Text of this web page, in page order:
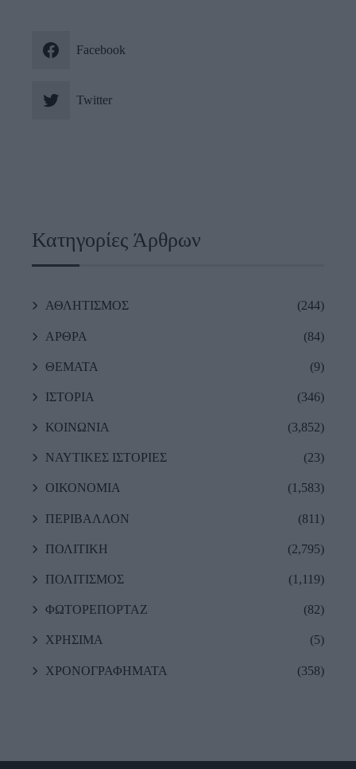
Facebook
Twitter
Κατηγορίες Άρθρων
ΑΘΛΗΤΙΣΜΟΣ (244)
ΑΡΘΡΑ (84)
ΘΕΜΑΤΑ (9)
ΙΣΤΟΡΙΑ (346)
ΚΟΙΝΩΝΙΑ (3,852)
ΝΑΥΤΙΚΕΣ ΙΣΤΟΡΙΕΣ (23)
ΟΙΚΟΝΟΜΙΑ (1,583)
ΠΕΡΙΒΑΛΛΟΝ (811)
ΠΟΛΙΤΙΚΗ (2,795)
ΠΟΛΙΤΙΣΜΟΣ (1,119)
ΦΩΤΟΡΕΠΟΡΤΑΖ (82)
ΧΡΗΣΙΜΑ (5)
ΧΡΟΝΟΓΡΑΦΗΜΑΤΑ (358)